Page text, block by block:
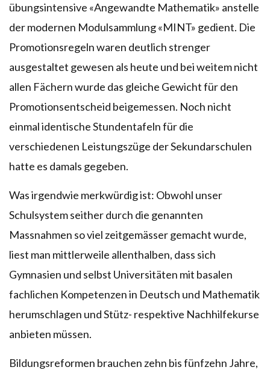
übungsintensive «Angewandte Mathematik» anstelle
der modernen Modulsammlung «MINT» gedient. Die
Promotionsregeln waren deutlich strenger
ausgestaltet gewesen als heute und bei weitem nicht
allen Fächern wurde das gleiche Gewicht für den
Promotionsentscheid beigemessen. Noch nicht
einmal identische Stundentafeln für die
verschiedenen Leistungszüge der Sekundarschulen
hatte es damals gegeben.
Was irgendwie merkwürdig ist: Obwohl unser
Schulsystem seither durch die genannten
Massnahmen so viel zeitgemässer gemacht wurde,
liest man mittlerweile allenthalben, dass sich
Gymnasien und selbst Universitäten mit basalen
fachlichen Kompetenzen in Deutsch und Mathematik
herumschlagen und Stütz- respektive Nachhilfekurse
anbieten müssen.
Bildungsreformen brauchen zehn bis fünfzehn Jahre,